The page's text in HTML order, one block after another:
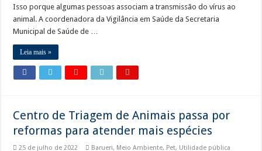
Isso porque algumas pessoas associam a transmissão do vírus ao
animal. A coordenadora da Vigilância em Saúde da Secretaria
Municipal de Saúde de …
Leia mais »
Centro de Triagem de Animais passa por
reformas para atender mais espécies
25 de julho de 2022 Barueri, Meio Ambiente, Pet, Utilidade pública